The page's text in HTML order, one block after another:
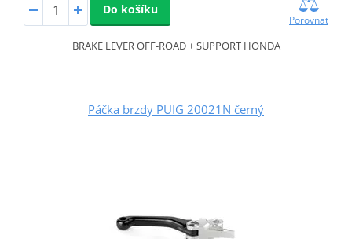
Do košíku
Porovnat
BRAKE LEVER OFF-ROAD + SUPPORT HONDA
Páčka brzdy PUIG 20021N černý